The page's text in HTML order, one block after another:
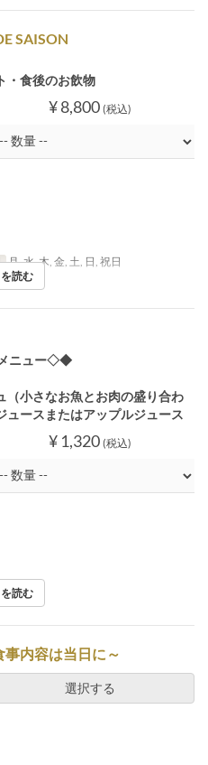
SAISON
・食後のお飲物
¥ 8,800 (税込)
月, 水, 木, 金, 土, 日, 祝日
読む
ニュー◇◆
（小さなお魚とお肉の盛り合わ
ュースまたはアップルジュース
¥ 1,320 (税込)
読む
事内容は当日に～
選択する